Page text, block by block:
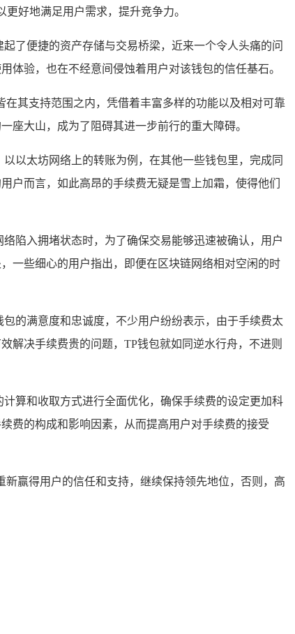
好地满足用户需求，提升竞争力。
了便捷的资产存储与交易桥梁，近来一个令人头痛的问
体验，也在不经意间侵蚀着用户对该钱包的信任基石。
其支持范围之内，凭借着丰富多样的功能以及相对可靠
座大山，成为了阻碍其进一步前行的重大障碍。
以太坊网络上的转账为例，在其他一些钱包里，完成同
户而言，如此高昂的手续费无疑是雪上加霜，使得他们
陷入拥堵状态时，为了确保交易能够迅速被确认，用户
一些细心的用户指出，即便在区块链网络相对空闲的时
的满意度和忠诚度，不少用户纷纷表示，由于手续费太
解决手续费贵的问题，TP钱包就如同逆水行舟，不进则
算和收取方式进行全面优化，确保手续费的设定更加科
费的构成和影响因素，从而提高用户对手续费的接受
赢得用户的信任和支持，继续保持领先地位，否则，高